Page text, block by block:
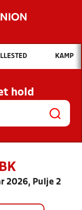
vil du søge efter?
OG NYHEDER
OG
KAMP
hold
2026, Pulje 2